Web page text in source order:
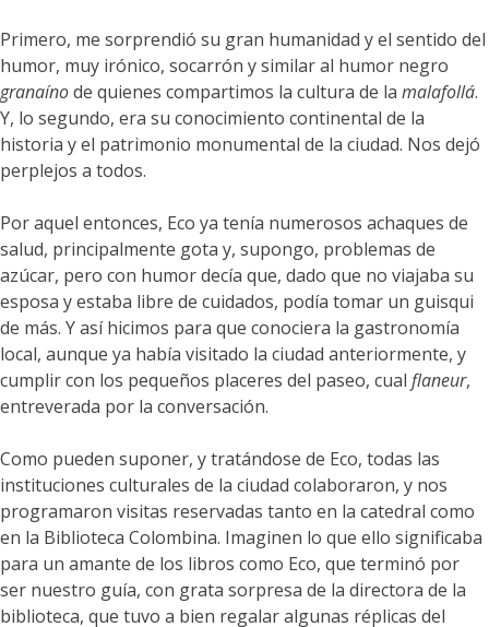
Primero, me sorprendió su gran humanidad y el sentido del
humor, muy irónico, socarrón y similar al humor negro
granaínode quienes compartimos la cultura de la malafollá.
Y, lo segundo, era su conocimiento continental de la
historia y el patrimonio monumental de la ciudad. Nos dejó
perplejos a todos.
Por aquel entonces, Eco ya tenía numerosos achaques de
salud, principalmente gota y, supongo, problemas de
azúcar, pero con humor decía que, dado que no viajaba su
esposa y estaba libre de cuidados, podía tomar un guisqui
de más. Y así hicimos para que conociera la gastronomía
local, aunque ya había visitado la ciudad anteriormente, y
cumplir con los pequeños placeres del paseo, cual flaneur,
entreverada por la conversación.
Como pueden suponer, y tratándose de Eco, todas las
instituciones culturales de la ciudad colaboraron, y nos
programaron visitas reservadas tanto en la catedral como
en la Biblioteca Colombina. Imaginen lo que ello significaba
para un amante de los libros como Eco, que terminó por
ser nuestro guía, con grata sorpresa de la directora de la
biblioteca, que tuvo a bien regalar algunas réplicas del